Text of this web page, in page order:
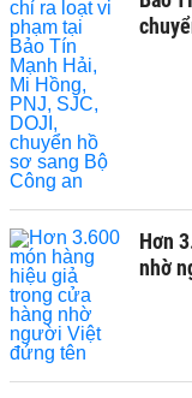
Hơn
nhờ